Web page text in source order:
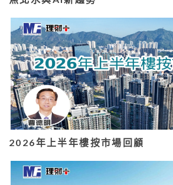
2026年上半年樓按市場回顧